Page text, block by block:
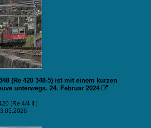
(Re 420 348-5) ist mit einem kurzen
unterwegs. 24. Februar 2024 
(Re 4/4 II )